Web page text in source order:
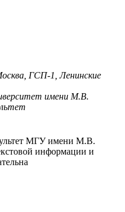
ГСП-1, Ленинские
имени М.В.
МГУ имени М.В.
информации и